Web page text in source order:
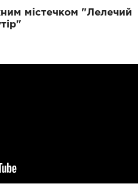
містечком "Лелечий